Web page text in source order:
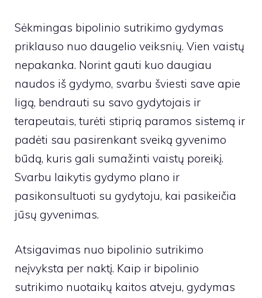
Sėkmingas bipolinio sutrikimo gydymas
priklauso nuo daugelio veiksnių. Vien vaistų
nepakanka. Norint gauti kuo daugiau
naudos iš gydymo, svarbu šviesti save apie
ligą, bendrauti su savo gydytojais ir
terapeutais, turėti stiprią paramos sistemą ir
padėti sau pasirenkant sveiką gyvenimo
būdą, kuris gali sumažinti vaistų poreikį.
Svarbu laikytis gydymo plano ir
pasikonsultuoti su gydytoju, kai pasikeičia
jūsų gyvenimas.
Atsigavimas nuo bipolinio sutrikimo
neįvyksta per naktį. Kaip ir bipolinio
sutrikimo nuotaikų kaitos atveju, gydymas